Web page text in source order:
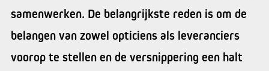
samenwerken. De belangrijkste reden is om de
belangen van zowel opticiens als leveranciers
voorop te stellen en de versnippering een halt